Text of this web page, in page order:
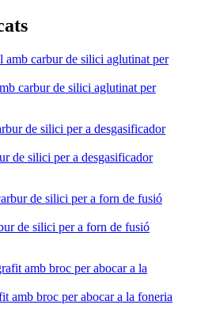
carbur de silici aglutinat per
de silici per a desgasificador
de silici per a forn de fusió
amb broc per abocar a la foneria